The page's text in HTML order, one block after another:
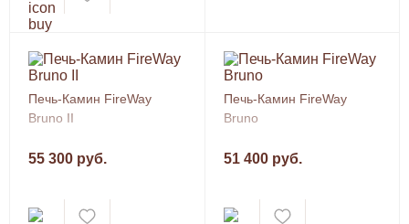
Печь-Камин FireWay
Bruno II
55 300 руб.
Печь-Камин FireWay
Bruno
51 400 руб.